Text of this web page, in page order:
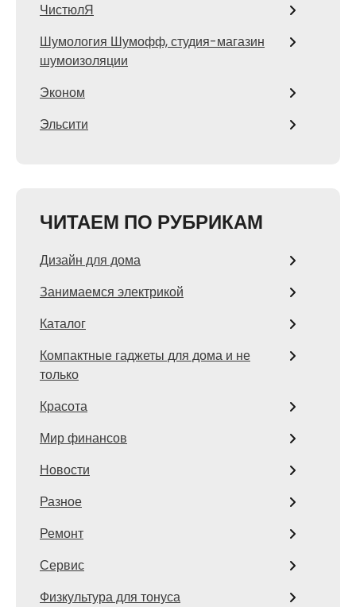
ЧистюлЯ
Шумология Шумофф, студия-магазин
шумоизоляции
Эконом
Эльсити
ЧИТАЕМ ПО РУБРИКАМ
Дизайн для дома
Занимаемся электрикой
Каталог
Компактные гаджеты для дома и не
только
Красота
Мир финансов
Новости
Разное
Ремонт
Сервис
Физкультура для тонуса